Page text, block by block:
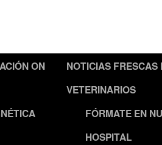
ON
NOTICIAS FRESCAS
VETERINARIOS
FÓRMATE EN
HOSPITAL